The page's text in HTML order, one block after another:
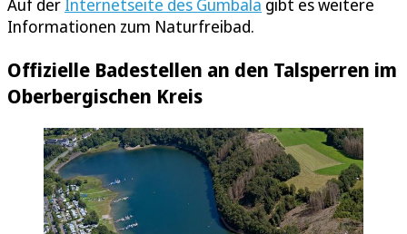
Informationen zum Naturfreibad.
Offizielle Badestellen an den Talsperren im
Oberbergischen Kreis